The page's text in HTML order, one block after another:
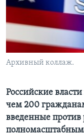
СОЦИАЛЬНЫЕ СЕТИ
Языки
Архивный коллаж.
Российские
чем 200
введенные против